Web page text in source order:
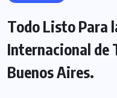
Todo Listo Para
Internacional de
Buenos Aires.